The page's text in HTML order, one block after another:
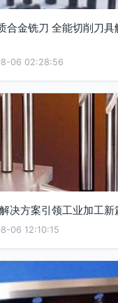
合金铣刀 全能切削刀
06 02:28:56
决方案引领工业加工新
06 12:10:15